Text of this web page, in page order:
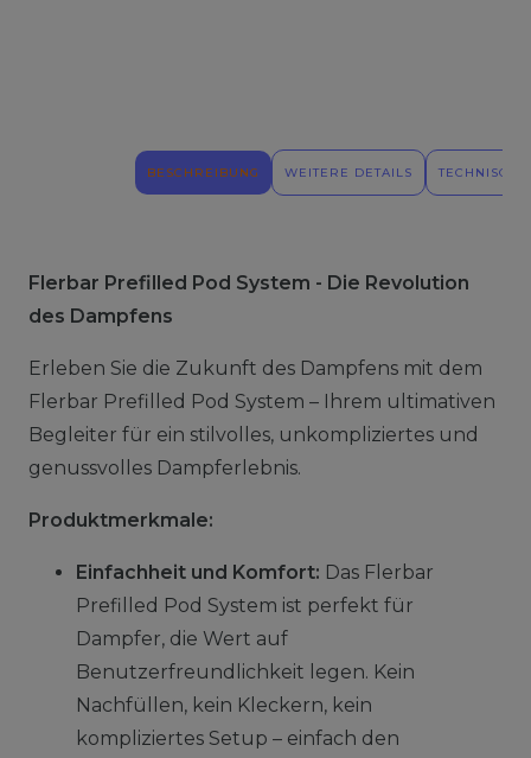
BESCHREIBUNG WEITERE DETAILS
Flerbar Prefilled Pod System - Die Revolution
des Dampfens
Erleben Sie die Zukunft des Dampfens mit dem
Flerbar Prefilled Pod System – Ihrem ultimativen
Begleiter für ein stilvolles, unkompliziertes und
genussvolles Dampferlebnis.
Produktmerkmale:
Einfachheit und Komfort: Das Flerbar
Prefilled Pod System ist perfekt für
Dampfer, die Wert auf
Benutzerfreundlichkeit legen. Kein
Nachfüllen, kein Kleckern, kein
kompliziertes Setup – einfach den